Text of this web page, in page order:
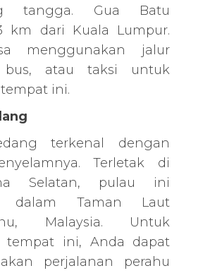
tangga. Gua Batu
km dari Kuala Lumpur.
menggunakan jalur
bus, atau taksi untuk
ini.
terkenal dengan
Terletak di
Selatan, pulau ini
dalam Taman Laut
Malaysia. Untuk
tempat ini, Anda dapat
perjalanan perahu